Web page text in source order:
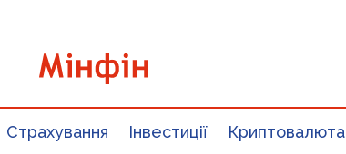
Страхування Інвестиції Криптовалюта